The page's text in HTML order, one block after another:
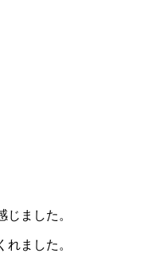
ました。
ました。